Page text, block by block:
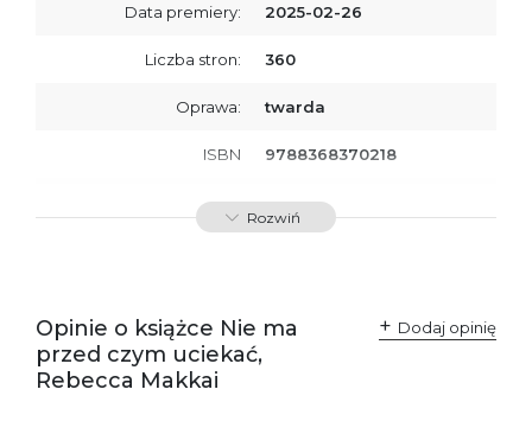
Data premiery: 2025-02-26
Liczba stron: 360
Oprawa: twarda
ISBN 9788368370218
SKU: K800898
Rozwiń
Opinie o książce Nie ma
przed czym uciekać,
Rebecca Makkai
Dodaj opinię